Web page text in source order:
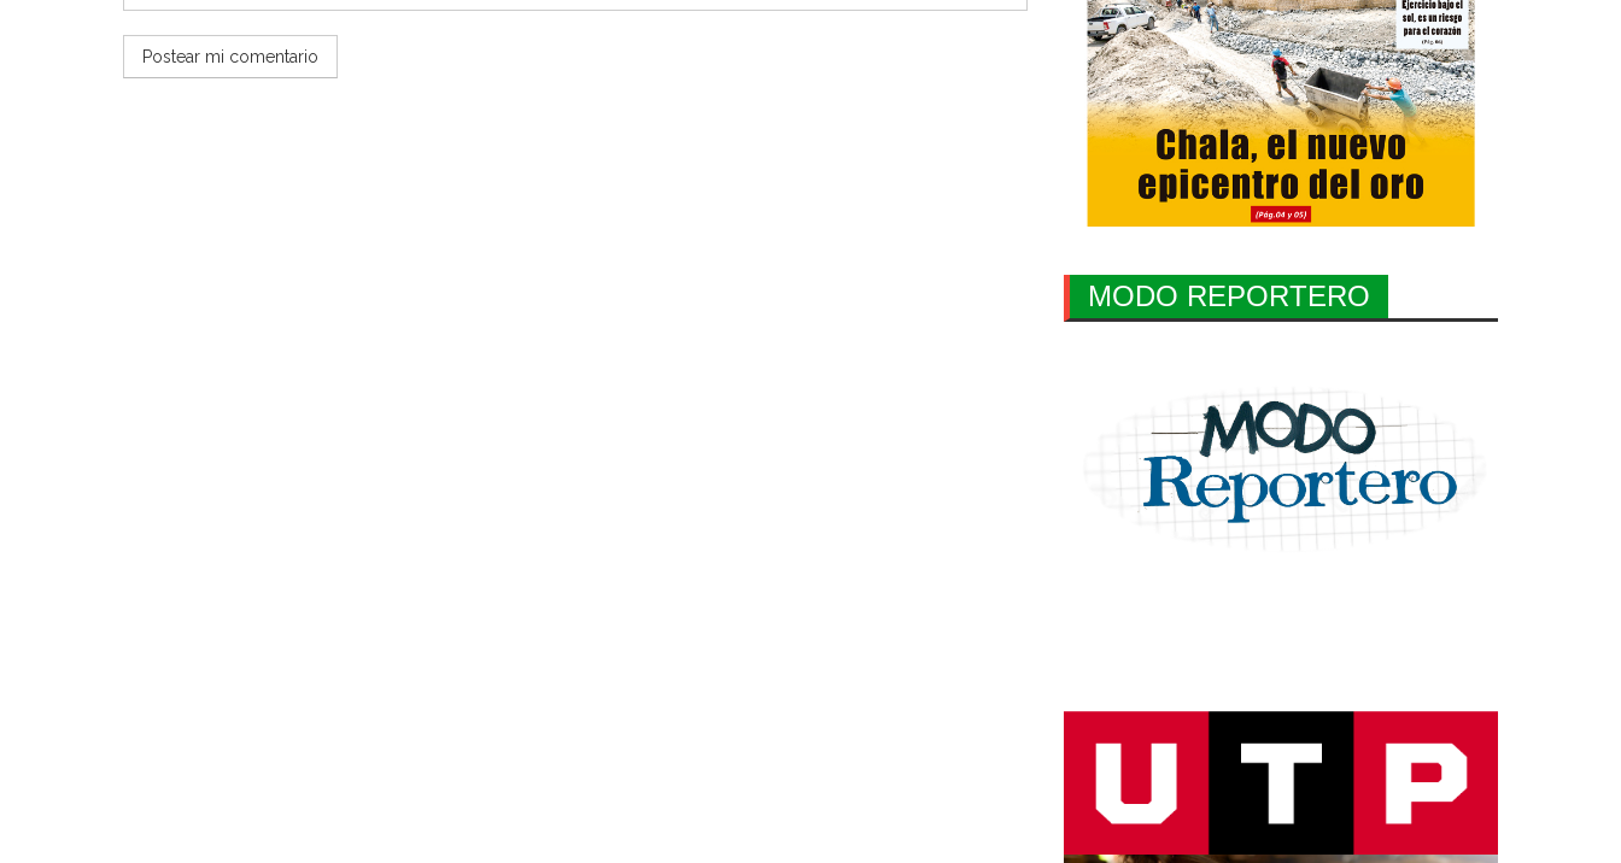
MODO REPORTERO